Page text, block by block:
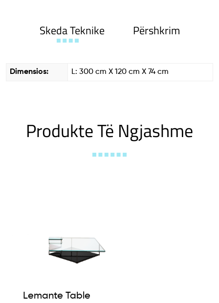
Skeda Teknike Përshkrim
Dimensios: L: 300 cm X 120 cm X 74 cm
Produkte Të Ngjashme
Lemante Table